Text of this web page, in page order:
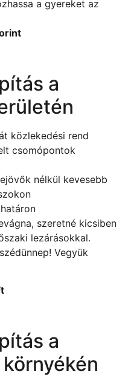
a gyereket az
a
közlekedési rend
csomópontok
nélkül kevesebb
szeretné kicsiben
lezárásokkal.
Vegyük
a